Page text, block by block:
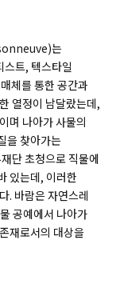
는
트, 텍스타일
체를 통한 공간과
열정이 남달랐는데,
며 나아가 사물의
을 찾아가는
단 초청으로 직물에
있는데, 이러한
. 바람은 자연스레
공예에서 나아가
재로서의 대상을